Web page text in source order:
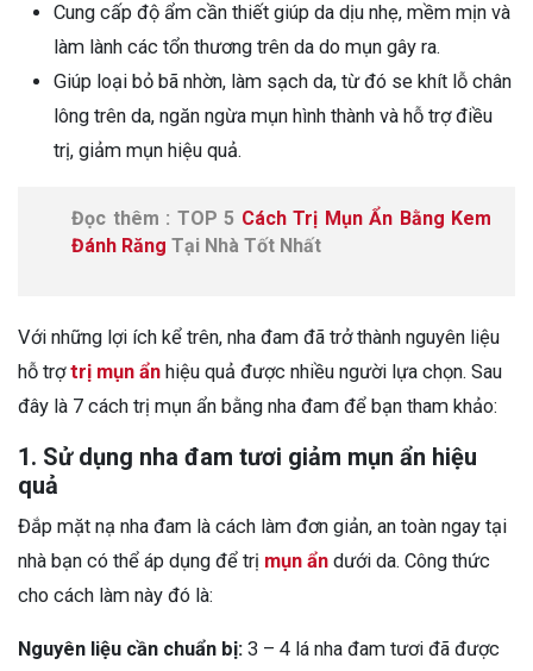
Cung cấp độ ẩm cần thiết giúp da dịu nhẹ, mềm mịn và
làm lành các tổn thương trên da do mụn gây ra.
Giúp loại bỏ bã nhờn, làm sạch da, từ đó se khít lỗ chân
lông trên da, ngăn ngừa mụn hình thành và hỗ trợ điều
trị, giảm mụn hiệu quả.
Đọc thêm : TOP 5 Cách Trị Mụn Ẩn Bằng Kem
Đánh Răng Tại Nhà Tốt Nhất
Với những lợi ích kể trên, nha đam đã trở thành nguyên liệu
hỗ trợtrị mụn ẩn hiệu quả được nhiều người lựa chọn. Sau
đây là 7 cách trị mụn ẩn bằng nha đam để bạn tham khảo:
1. Sử dụng nha đam tươi giảm mụn ẩn hiệu
quả
Đắp mặt nạ nha đam là cách làm đơn giản, an toàn ngay tại
nhà bạn có thể áp dụng để trị mụn ẩn dưới da. Công thức
cho cách làm này đó là:
Nguyên liệu cần chuẩn bị: 3 – 4 lá nha đam tươi đã được